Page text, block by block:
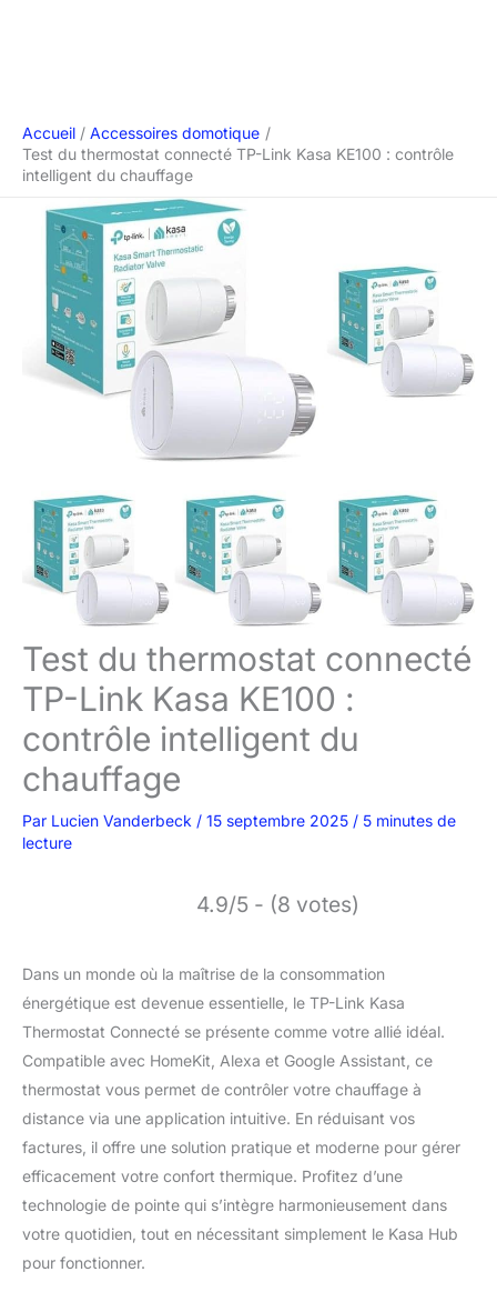
Accueil
Accessoires domotique
Test du thermostat connecté TP-Link Kasa KE100 : contrôle
intelligent du chauffage
Test du thermostat connecté
TP-Link Kasa KE100 :
contrôle intelligent du
chauffage
Par Lucien Vanderbeck / 15 septembre 2025 / 5 minutes de
lecture
4.9/5 - (8 votes)
Dans un monde où la maîtrise de la consommation
énergétique est devenue essentielle, le TP-Link Kasa
Thermostat Connecté se présente comme votre allié idéal.
Compatible avec HomeKit, Alexa et Google Assistant, ce
thermostat vous permet de contrôler votre chauffage à
distance via une application intuitive. En réduisant vos
factures, il offre une solution pratique et moderne pour gérer
efficacement votre confort thermique. Profitez d’une
technologie de pointe qui s’intègre harmonieusement dans
votre quotidien, tout en nécessitant simplement le Kasa Hub
pour fonctionner.